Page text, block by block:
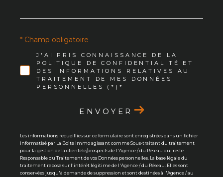
J'AI PRIS CONNAISSANCE DE LA
POLITIQUE DE CONFIDENTIALITÉ ET
DES INFORMATIONS RELATIVES AU
TRAITEMENT DE MES DONNÉES
PERSONNELLES (*)*
* Champ obligatoire
ENVOYER
Les informations recueillies sur ce formulaire sont enregistrées dans un fichier
informatisé par La Boite Immo agissant comme Sous-traitant du traitement
pour la gestion de la clientèle/prospects de l'Agence / du Réseau qui reste
Responsable du Traitement de vos Données personnelles. La base légale du
traitement repose sur l'intérêt légitime de l'Agence / du Réseau. Elles sont
conservées jusqu'à demande de suppression et sont destinées à l'Agence / au